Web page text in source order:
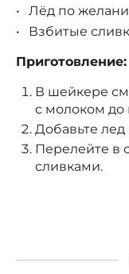
Лёд по
Взбитые
Приготовление:
В шейкере
с молоком до
Добавьте
Перелейте в
сливками.